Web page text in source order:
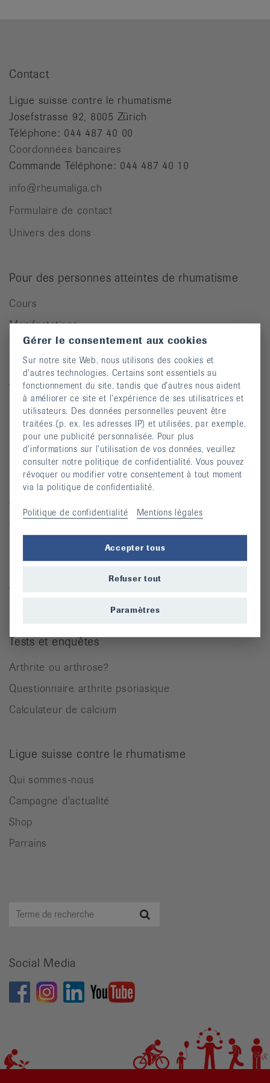
Contact
Ligue suisse contre le rhumatisme
Josefstrasse 92, 8005 Zürich
Téléphone: 044 487 40 00
Coordonnées bancaires
Commande Téléphone: 044 487 40 10
info@rheumaliga.ch
Formulaire de contact
Univers des dons
Pour des personnes atteintes de rhumatisme
Cours
Manifestations
Prévention des chutes
Publications
Vidéos
Lettre d’information
Moyens auxiliaires
Maladies rhumatismales
Arthrite
Arthrose
Rhumatisme des parties molles
Autres maladies rhumatismales
Tests et enquêtes
Arthrite ou arthrose?
Questionnaire arthrite psoriasique
Calculateur de calcium
Ligue suisse contre le rhumatisme
Qui sommes-nous
Campagne d'actualité
Shop
Parrains
Terme
Social Media
Gérer le consentement aux cookies
Sur notre site Web, nous utilisons des cookies et
d’autres technologies. Certains sont essentiels au
fonctionnement du site, tandis que d’autres nous aident
à améliorer ce site et l’expérience de ses utilisatrices et
utilisateurs. Des données personnelles peuvent être
traitées (p. ex. les adresses IP) et utilisées, par exemple,
pour une publicité personnalisée. Pour plus
d’informations sur l’utilisation de vos données, veuillez
consulter notre politique de confidentialité. Vous pouvez
révoquer ou modifier votre consentement à tout moment
via la politique de confidentialité.
Politique de confidentialité Mentions légales
Accepter tous
Refuser tout
Paramètres